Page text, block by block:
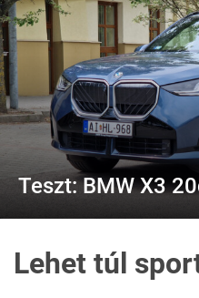
Teszt: BMW X3
Lehet túl